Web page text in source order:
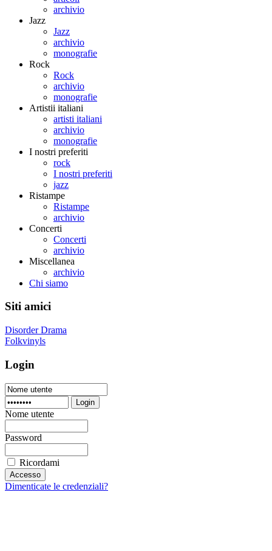
archivio
Jazz
Jazz
archivio
monografie
Rock
Rock
archivio
monografie
Artistii italiani
artisti italiani
archivio
monografie
I nostri preferiti
rock
I nostri preferiti
jazz
Ristampe
Ristampe
archivio
Concerti
Concerti
archivio
Miscellanea
archivio
Chi siamo
Siti amici
Disorder Drama
Folkvinyls
Login
Login
Nome utente
Password
Ricordami
Dimenticate le credenziali?